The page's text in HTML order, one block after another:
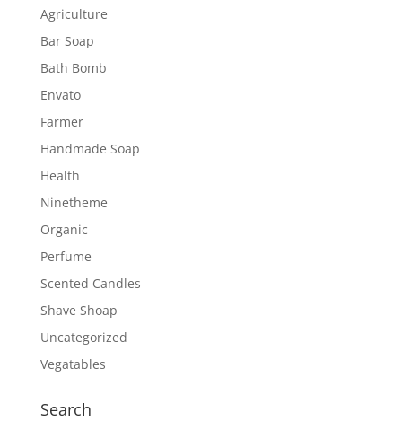
Agriculture
Bar Soap
Bath Bomb
Envato
Farmer
Handmade Soap
Health
Ninetheme
Organic
Perfume
Scented Candles
Shave Shoap
Uncategorized
Vegatables
Search